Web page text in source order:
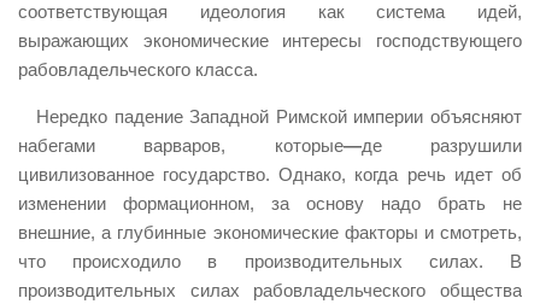
соответствующая идеология как система идей,
выражающих экономические интересы господствующего
рабовладельческого класса.
Нередко падение Западной Римской империи объясняют
набегами варваров, которые—де разрушили
цивилизованное государство. Однако, когда речь идет об
изменении формационном, за основу надо брать не
внешние, а глубинные экономические факторы и смотреть,
что происходило в производительных силах. В
производительных силах рабовладельческого общества